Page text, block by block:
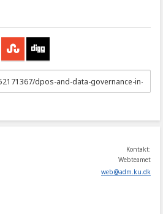
Kontakt:
Webteamet
web@adm.ku.dk